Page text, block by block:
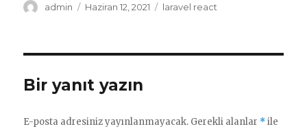
Yazar
admin
Yayın
Haziran 12, 2021 Kategoriler
laravel react
Bir yanıt yazın
E-posta adresiniz yayınlanmayacak. Gerekli alanlar *ile